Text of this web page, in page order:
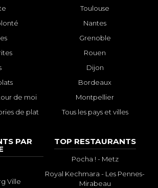
de moi
de plat
Toulouse
Nantes
Grenoble
Rouen
Dijon
Bordeaux
Montpellier
Tous les pays et villes
PAR
Ville
TOP RESTAURANTS
Pocha ! - Metz
Royal Kechmara - Les Pennes-
Mirabeau